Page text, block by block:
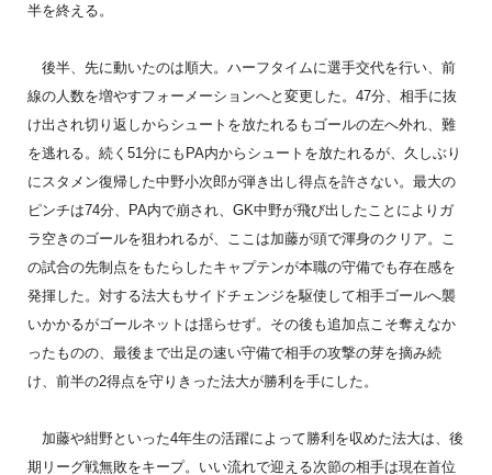
半を終える。
後半、先に動いたのは順大。ハーフタイムに選手交代を行い、前
線の人数を増やすフォーメーションへと変更した。47分、相手に抜
け出され切り返しからシュートを放たれるもゴールの左へ外れ、難
を逃れる。続く51分にもPA内からシュートを放たれるが、久しぶり
にスタメン復帰した中野小次郎が弾き出し得点を許さない。最大の
ピンチは74分、PA内で崩され、GK中野が飛び出したことによりガ
ラ空きのゴールを狙われるが、ここは加藤が頭で渾身のクリア。こ
の試合の先制点をもたらしたキャプテンが本職の守備でも存在感を
発揮した。対する法大もサイドチェンジを駆使して相手ゴールへ襲
いかかるがゴールネットは揺らせず。その後も追加点こそ奪えなか
ったものの、最後まで出足の速い守備で相手の攻撃の芽を摘み続
け、前半の2得点を守りきった法大が勝利を手にした。
加藤や紺野といった4年生の活躍によって勝利を収めた法大は、後
期リーグ戦無敗をキープ。いい流れで迎える次節の相手は現在首位